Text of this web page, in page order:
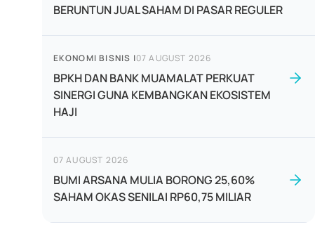
BERUNTUN JUAL SAHAM DI PASAR REGULER
EKONOMI BISNIS |07 AUGUST 2026
BPKH DAN BANK MUAMALAT PERKUAT
SINERGI GUNA KEMBANGKAN EKOSISTEM
HAJI
07 AUGUST 2026
BUMI ARSANA MULIA BORONG 25,60%
SAHAM OKAS SENILAI RP60,75 MILIAR